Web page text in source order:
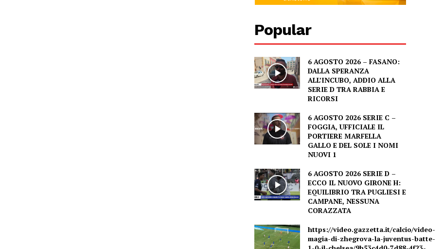
Popular
6 AGOSTO 2026 – FASANO:
DALLA SPERANZA
ALL’INCUBO, ADDIO ALLA
SERIE D TRA RABBIA E
RICORSI
6 AGOSTO 2026 SERIE C –
FOGGIA, UFFICIALE IL
PORTIERE MARFELLA
GALLO E DEL SOLE I NOMI
NUOVI 1
6 AGOSTO 2026 SERIE D –
ECCO IL NUOVO GIRONE H:
EQUILIBRIO TRA PUGLIESI E
CAMPANE, NESSUNA
CORAZZATA
https://video.gazzetta.it/calcio/video-
magia-di-zhegrova-la-juventus-batte-